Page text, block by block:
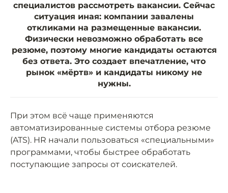
специалистов рассмотреть вакансии. Сейчас
ситуация иная: компании завалены
откликами на размещенные вакансии.
Физически невозможно обработать все
резюме, поэтому многие кандидаты остаются
без ответа. Это создает впечатление, что
рынок «мёртв» и кандидаты никому не
нужны.
При этом всё чаще применяются
автоматизированные системы отбора резюме
(ATS). HR начали пользоваться «специальными»
программами, чтобы быстрее обработать
поступающие запросы от соискателей.